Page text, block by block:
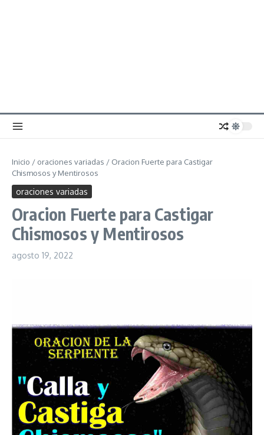
Inicio / oraciones variadas / Oracion Fuerte para Castigar
Chismosos y Mentirosos
oraciones variadas
Oracion Fuerte para Castigar
Chismosos y Mentirosos
agosto 19, 2022